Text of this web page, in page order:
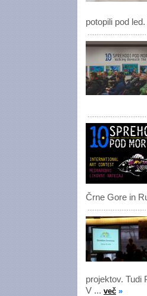
potopili pod led.
Črne Gore in
projektov. Tudi
V ... več »